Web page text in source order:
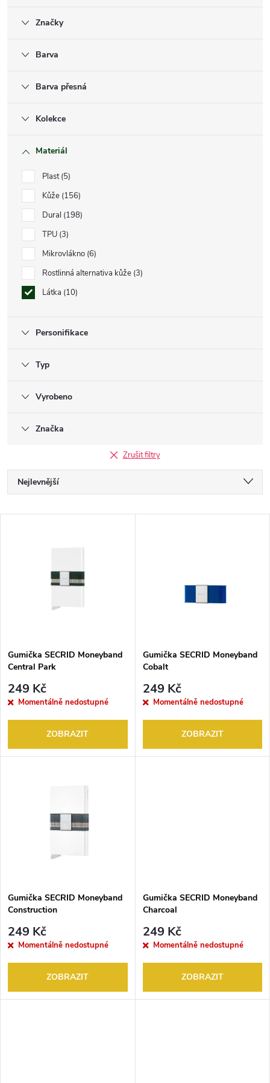
Značky
Barva
Barva přesná
Kolekce
Materiál
Plast 5
Kůže 156
Dural 198
TPU 3
Mikrovlákno 6
Rostlinná alternativa kůže 3
Látka 10
Personifikace
Typ
Vyrobeno
Značka
Zrušit filtry
Ř
a
p
r
o
d
Nejlevnější
s
p
r
ů
Gumička SECRID Moneyband
Central Park
249 Kč
Momentálně nedostupné
ZOBRAZIT
Gumička SECRID Moneyband
Cobalt
249 Kč
Momentálně nedostupné
ZOBRAZIT
Gumička SECRID Moneyband
Construction
249 Kč
Momentálně nedostupné
ZOBRAZIT
Gumička SECRID Moneyband
Charcoal
249 Kč
Momentálně nedostupné
ZOBRAZIT